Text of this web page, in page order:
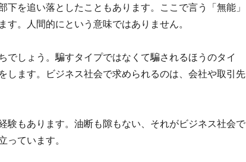
を追い落としたこともあります。ここで言う「無能」
。人間的にという意味ではありません。
でしょう。騙すタイプではなくて騙されるほうのタイ
します。ビジネス社会で求められるのは、会社や取引先
験もあります。油断も隙もない、それがビジネス社会で
っています。